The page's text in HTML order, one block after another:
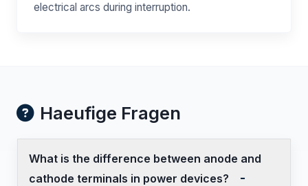
electrical arcs during interruption.
Haeufige Fragen
What is the difference between anode and
cathode terminals in power devices?